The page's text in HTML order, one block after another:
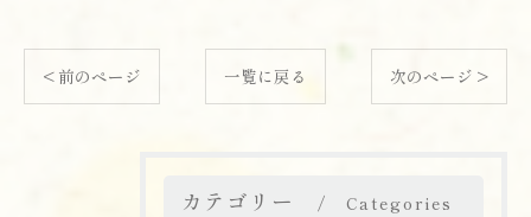
< 前のページ 一覧に戻る 次のページ >
カテゴリー Categories